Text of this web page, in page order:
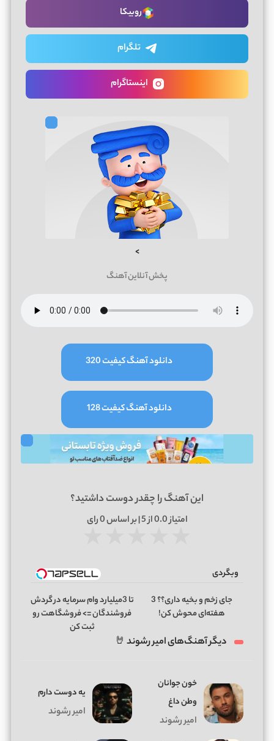
روبیکا
تلگرام
اینستاگرام
>
پخش آنلاین آهنگ
دانلود آهنگ کیفیت 320
دانلود آهنگ کیفیت 128
این آهنگ را چقدر دوست داشتید؟
امتیاز0.0از 5 | بر اساس 0رای
وبگردی
جای زخم و بخیه داری؟؟ 3
هفته‌ای محوش کن!
تا 3میلیارد وام سرمایه در گردش
فروشندگان => فروشگاهت رو
ثبت کن
دیگر آهنگ‌های امیر رشوند 🤘
خون جوانان
وطن داغ
امیر رشوند
یه دوست دارم
امیر رشوند